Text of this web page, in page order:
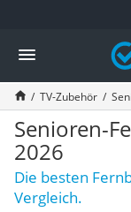
Die beliebtesten
Elektronik
Powerstation
Monitor 32 Zoll 4K
Fernseher
Drucker
Desktop-PC
Monitor
Diascanner
TV-Zubehör
Senioren-
2026
Die besten
Vergleich.